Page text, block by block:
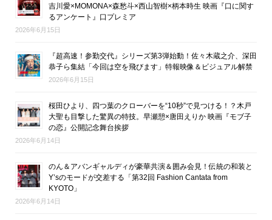
吉川愛×MOMONA×森愁斗×西山智樹×柄本時生 映画『口に関す
るアンケート』口プレミア
2026年6月15日
『超高速！参勤交代』シリーズ第3弾始動！佐々木蔵之介、深田
恭子ら集結「今回は空を飛びます」特報映像＆ビジュアル解禁
2026年6月15日
桜田ひより、四つ葉のクローバーを“10秒”で見つける！？木戸
大聖も目撃した驚異の特技。早瀬憩×唐田えりか 映画『モブ子
の恋』公開記念舞台挨拶
2026年6月14日
のん＆アバンギャルディが豪華共演＆囲み会見！伝統の和装と
Y’sのモードが交差する「第32回 Fashion Cantata from
KYOTO」
2026年6月14日